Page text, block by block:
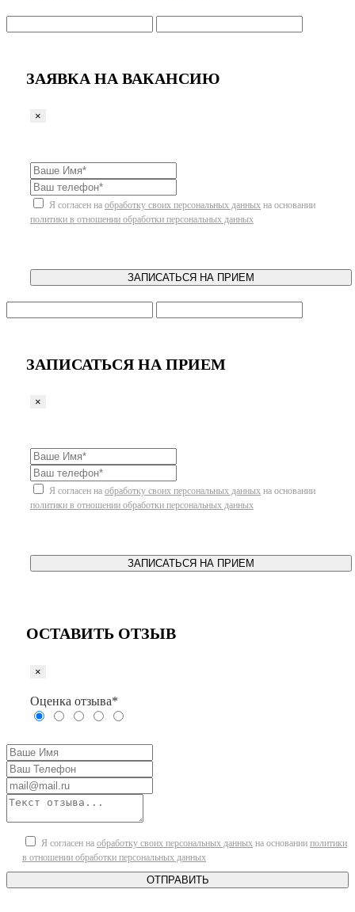
ЗАЯВКА НА ВАКАНСИЮ
×
Я согласен на обработку своих персональных данных на основании
политики в отношении обработки персональных данных
ЗАПИСАТЬСЯ НА ПРИЕМ
ЗАПИСАТЬСЯ НА ПРИЕМ
×
Я согласен на обработку своих персональных данных на основании
политики в отношении обработки персональных данных
ЗАПИСАТЬСЯ НА ПРИЕМ
ОСТАВИТЬ ОТЗЫВ
×
Оценка отзыва*
Я согласен на обработку своих персональных данных на основании политики
в отношении обработки персональных данных
ОТПРАВИТЬ